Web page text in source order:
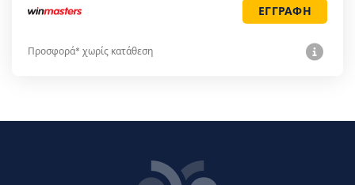
ΕΓΓΡΑΦΗ
Προσφορά* χωρίς κατάθεση